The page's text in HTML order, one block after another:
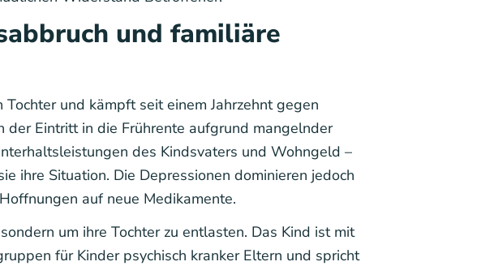
und familiäre
und kämpft seit einem Jahrzehnt gegen
der Eintritt in die Frührente aufgrund mangelnder
des Kindsvaters und Wohngeld –
ihre Situation. Die Depressionen dominieren jedoch
auf neue Medikamente.
um ihre Tochter zu entlasten. Das Kind ist mit
für Kinder psychisch kranker Eltern und spricht